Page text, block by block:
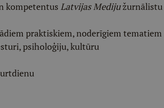
kompetentus Latvijas Medijužurnālistu
praktiskiem, noderīgiem tematiem
psiholoģiju, kultūru